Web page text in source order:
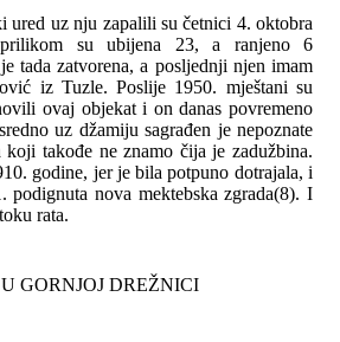
ured uz nju zapalili su četnici 4. oktobra
su ubijena 23, a ranjeno 6
tada zatvorena, a posljednji njen imam
iz Tuzle. Poslije 1950. mještani su
ovaj objekat i on danas povremeno
uz džamiju sagrađen je nepoznate
koji takođe ne znamo čija je zadužbina.
godine, jer je bila potpuno dotrajala, i
podignuta nova mektebska zgrada(8). I
rata.
GORNJOJ DREŽNICI